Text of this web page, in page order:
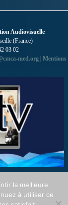
Audiovisuelle
(France)
03 02
med.org Mentions
la meilleure
à utiliser ce